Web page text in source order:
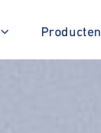
Producten